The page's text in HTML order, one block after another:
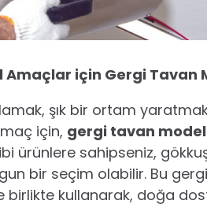
Amaçlar için Gergi Tavan
şık bir ortam
için, gergi tavan
ürünlere sahipseniz,
bir seçim olabilir. Bu
birlikte kullanarak, doğa